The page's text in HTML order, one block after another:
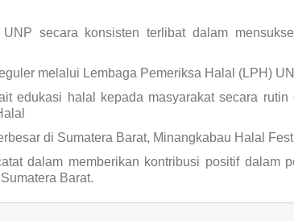
secara konsisten terlibat dalam
melalui Lembaga Pemeriksa Halal (LPH)
edukasi halal kepada masyarakat secara
di Sumatera Barat, Minangkabau Halal
dalam memberikan kontribusi positif dalam
Barat.